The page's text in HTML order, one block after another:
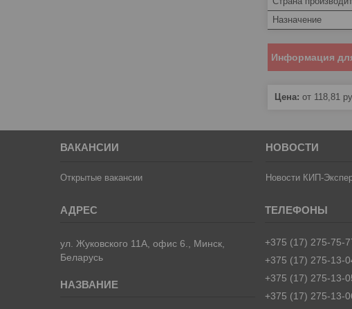
Назначение
Информация
Цена: от 118,81
ВАКАНСИИ
Открытые вакансии
НОВОСТИ
Новости КИП-
ул. Жуковского 11А, офис 6., Минск,
Беларусь
+375 (17) 275-75-
+375 (17) 275-13-
+375 (17) 275-13-
+375 (17) 275-13-